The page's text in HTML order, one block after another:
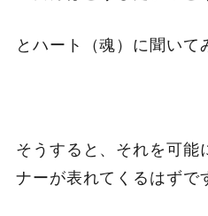
とハート（魂）に聞いて
そうすると、それを可能
ナーが表れてくるはずで